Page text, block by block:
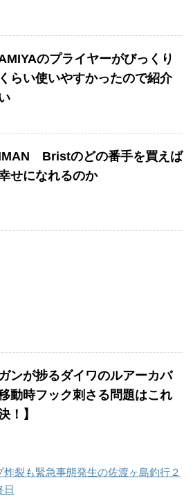
のプライヤーがびっくり
らい使いやすかったので紹介
Bristのどの番手を買えば
せになれるのか
ンが捗るダイワのルアーカバ
動時フック刺さる問題はこれ
！】
炸裂も緊急事態発生の佐渡ヶ島釣行２
日